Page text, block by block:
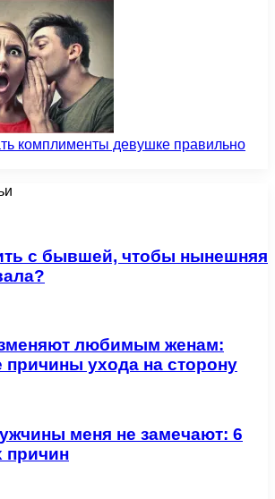
комплименты девушке правильно
с бывшей, чтобы нынешняя
любимым женам:
ухода на сторону
меня не замечают: 6
причин